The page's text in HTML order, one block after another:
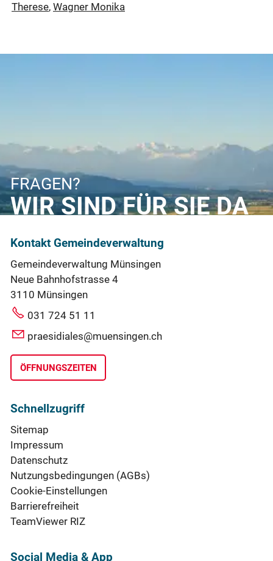
Therese, Wagner Monika
FRAGEN?
WIR SIND FÜR SIE DA
Kontakt Gemeindeverwaltung
Gemeindeverwaltung Münsingen
Neue Bahnhofstrasse 4
3110 Münsingen
031 724 51 11
praesidiales@muensingen.ch
ÖFFNUNGSZEITEN
Schnellzugriff
Sitemap
Impressum
Datenschutz
Nutzungsbedingungen (AGBs)
Cookie-Einstellungen
Barrierefreiheit
TeamViewer RIZ
Social Media & App